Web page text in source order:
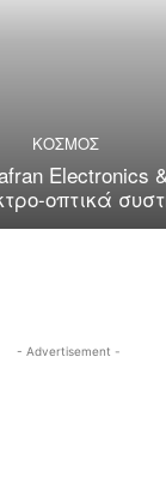
ΚΟΣΜΟΣ
Electronics
οπτικά
- Advertisement -